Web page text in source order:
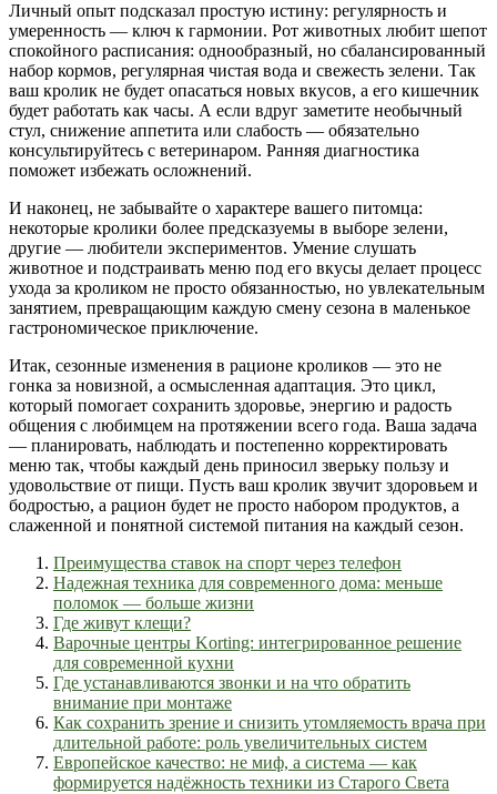
Личный опыт подсказал простую истину: регулярность и
умеренность — ключ к гармонии. Рот животных любит шепот
спокойного расписания: однообразный, но сбалансированный
набор кормов, регулярная чистая вода и свежесть зелени. Так
ваш кролик не будет опасаться новых вкусов, а его кишечник
будет работать как часы. А если вдруг заметите необычный
стул, снижение аппетита или слабость — обязательно
консультируйтесь с ветеринаром. Ранняя диагностика
поможет избежать осложнений.
И наконец, не забывайте о характере вашего питомца:
некоторые кролики более предсказуемы в выборе зелени,
другие — любители экспериментов. Умение слушать
животное и подстраивать меню под его вкусы делает процесс
ухода за кроликом не просто обязанностью, но увлекательным
занятием, превращающим каждую смену сезона в маленькое
гастрономическое приключение.
Итак, сезонные изменения в рационе кроликов — это не
гонка за новизной, а осмысленная адаптация. Это цикл,
который помогает сохранить здоровье, энергию и радость
общения с любимцем на протяжении всего года. Ваша задача
— планировать, наблюдать и постепенно корректировать
меню так, чтобы каждый день приносил зверьку пользу и
удовольствие от пищи. Пусть ваш кролик звучит здоровьем и
бодростью, а рацион будет не просто набором продуктов, а
слаженной и понятной системой питания на каждый сезон.
Преимущества ставок на спорт через телефон
Надежная техника для современного дома: меньше
поломок — больше жизни
Где живут клещи?
Варочные центры Korting: интегрированное решение
для современной кухни
Где устанавливаются звонки и на что обратить
внимание при монтаже
Как сохранить зрение и снизить утомляемость врача при
длительной работе: роль увеличительных систем
Европейское качество: не миф, а система — как
формируется надёжность техники из Старого Света